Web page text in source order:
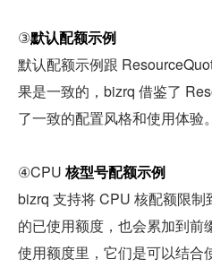
③默认配额示例
默认配额示例跟
果是一致的，bizrq 借鉴了
了一致的配置风格和使用体验。
④CPU 核型号配额示例
bizrq 支持将 CPU 核配额限
的已使用额度，也会累加到前
使用额度里，它们是可以结合